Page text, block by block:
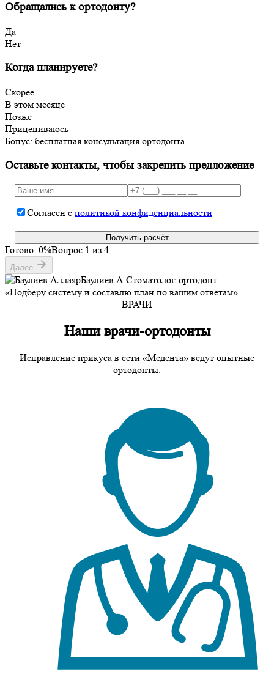
Обращались к ортодонту?
Да
Нет
Когда планируете?
Скорее
В этом месяце
Позже
Прицениваюсь
Бонус: бесплатная консультация ортодонта
Оставьте контакты, чтобы закрепить предложение
Согласен с политикой конфиденциальности
Получить расчёт
Готово: 0%Вопрос 1 из 4
Далее
Баулиев А. Стоматолог-ортодонт
«Подберу систему и составлю план по вашим ответам».
ВРАЧИ
Наши врачи-ортодонты
Исправление прикуса в сети «Медента» ведут опытные
ортодонты.